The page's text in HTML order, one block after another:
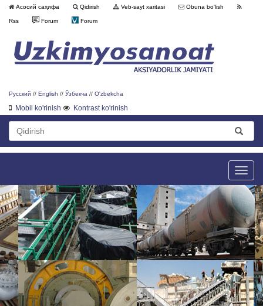
Асосий саҳифа Qidirish Veb-sayt xaritasi Obuna bo'lish
Rss Forum Forum
Русский // English // Ўзбекча // O'zbekcha
Mobil ko'rinish Kontrast ko'rinish
Toggle